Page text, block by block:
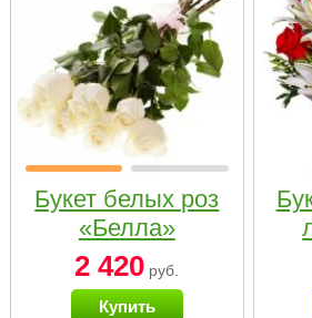
Букет белых роз
«Белла»
2 420 руб.
Купить